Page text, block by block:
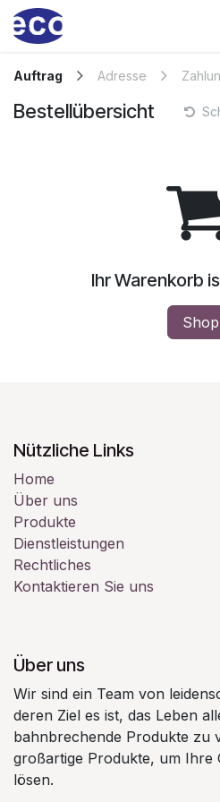
Zum Inhalt springen
Auftrag Adresse
Bestellübersicht
Ihr Warenkorb
Shop
Nützliche Links
Home
Über uns
Produkte
Dienstleistungen
Rechtliches
Kontaktieren Sie uns
Über uns
Wir sind ein Team von
deren Ziel es ist, das Leben
bahnbrechende Produkte zu
großartige Produkte, um Ihre
lösen.